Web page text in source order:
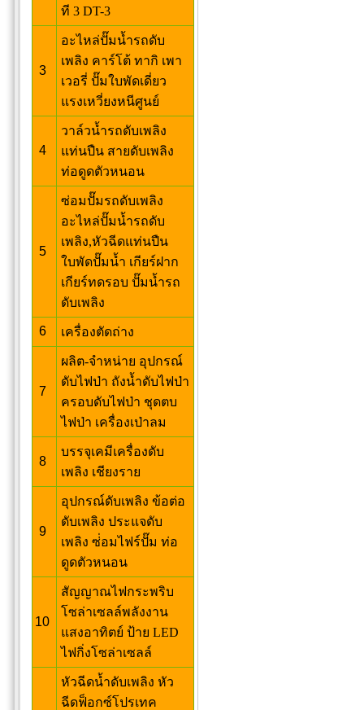
ที 3 DT-3
3
อะไหล่ปั๊มน้ำรถดับ
เพลิง คาร์โต้ ทากิ เพา
เวอรี่ ปั๊มใบพัดเดี่ยว
แรงเหวี่ยงหนีศูนย์
4
วาล์วน้ำรถดับเพลิง
แท่นปืน สายดับเพลิง
ท่อดูดตัวหนอน
5
ซ่อมปั๊มรถดับเพลิง
อะไหล่ปั๊มน้ำรถดับ
เพลิง,หัวฉีดแท่นปืน
ใบพัดปั๊มน้ำ เกียร์ฝาก
เกียร์ทดรอบ ปั๊มน้ำรถ
ดับเพลิง
6 เครื่องตัดถ่าง
7
ผลิต-จำหน่าย อุปกรณ์
ดับไฟป่า ถังน้ำดับไฟป่า
ครอบดับไฟป่า ชุดตบ
ไฟป่า เครื่องเป่าลม
8
บรรจุเคมีเครื่องดับ
เพลิง เชียงราย
9
อุปกรณ์ดับเพลิง ข้อต่อ
ดับเพลิง ประแจดับ
เพลิง ซ่่อมไฟร์ปั๊ม ท่อ
ดูดตัวหนอน
10
สัญญาณไฟกระพริบ
โซล่าเซลล์พลังงาน
แสงอาทิตย์ ป้าย LED
ไฟกิ่งโซล่าเซลล์
หัวฉีดน้ำดับเพลิง หัว
ฉีดฟ็อกซ์โปรเทค